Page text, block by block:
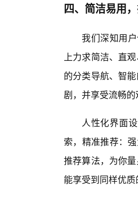
四、简洁易用
我们深知用
上力求简洁、直
的分类导航、智
剧，并享受流畅的
人性化界面
索，精准推荐：
推荐算法，为你
能享受到同样优质